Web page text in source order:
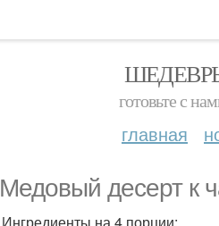
готовьте с
главная
Медовый десерт к